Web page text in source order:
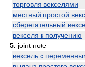
торговля векселями
местный простой
сберегательный
векселя к получению
5. joint note
вексель с